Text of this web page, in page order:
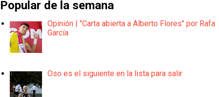
Popular de la semana
Opinión | "Carta abierta a Alberto Flores" por Rafa
García
Oso es el siguiente en la lista para salir